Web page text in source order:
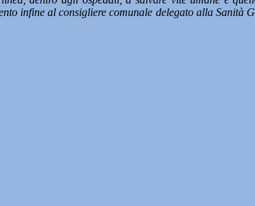
infine al consigliere comunale delegato alla